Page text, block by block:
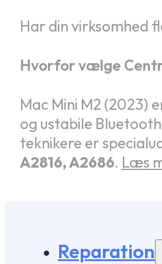
Har din virksomhed
Hvorfor vælge
Mac Mini M2
og ustabile
teknikere er
A2816, A2686. Læs
Reparation